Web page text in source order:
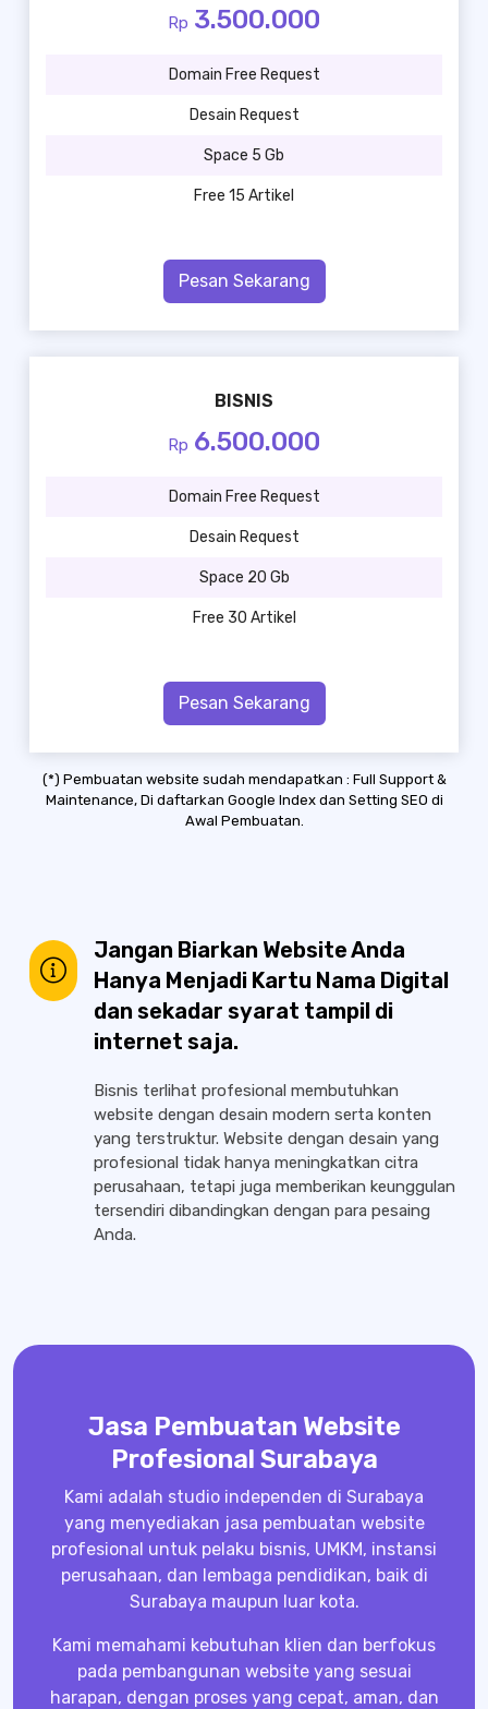
Rp 3.500.000
Domain Free Request
Desain Request
Space 5 Gb
Free 15 Artikel
Pesan Sekarang
BISNIS
Rp 6.500.000
Domain Free Request
Desain Request
Space 20 Gb
Free 30 Artikel
Pesan Sekarang
(*) Pembuatan website sudah mendapatkan : Full Support &
Maintenance, Di daftarkan Google Index dan Setting SEO di
Awal Pembuatan.
Jangan Biarkan Website Anda
Hanya Menjadi Kartu Nama Digital
dan sekadar syarat tampil di
internet saja.
Bisnis terlihat profesional membutuhkan
website dengan desain modern serta konten
yang terstruktur. Website dengan desain yang
profesional tidak hanya meningkatkan citra
perusahaan, tetapi juga memberikan keunggulan
tersendiri dibandingkan dengan para pesaing
Anda.
Jasa Pembuatan Website
Profesional Surabaya
Kami adalah studio independen di Surabaya
yang menyediakan jasa pembuatan website
profesional untuk pelaku bisnis, UMKM, instansi
perusahaan, dan lembaga pendidikan, baik di
Surabaya maupun luar kota.
Kami memahami kebutuhan klien dan berfokus
pada pembangunan website yang sesuai
harapan, dengan proses yang cepat, aman, dan